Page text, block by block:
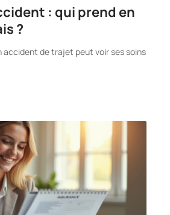
: qui prend en
?
accident de trajet peut voir ses soins